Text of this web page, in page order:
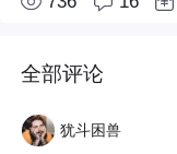
全部评论
犹斗困兽